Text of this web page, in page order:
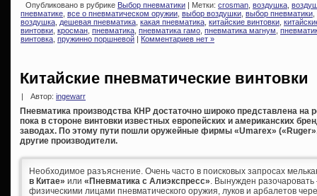
Опубликовано в рубрике Выбор пневматики | Метки: crosman воздушка
пневматике все о пневматическом оружии выбор воздушки выбор пневматики
воздушка дешевая пневматика какая пневматика китайские винтовки
винтовки кросман пневматика пневматика гамо пневматика магнум
винтовка пружинно поршневой Комментариев нет »
Китайские пневматические винтовки
| Автор: ingewarr
Пневматика производства КНР достаточно широко представлена на
пока в стороне винтовки известных европейских и американских
заводах. По этому пути пошли оружейные фирмы «Umarex» («
другие производители.
Необходимое разъяснение. Очень часто в поисковых запросах
в Китае» или «Пневматика с Алиэкспресс». Вынужден
физическими лицами пневматического оружия, луков и арбалетов